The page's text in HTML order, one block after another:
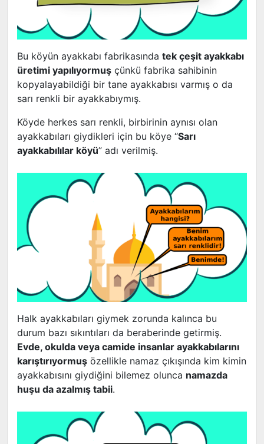
Bu köyün ayakkabı fabrikasında tek çeşit ayakkabı
üretimi yapılıyormuş çünkü fabrika sahibinin
kopyalayabildiği bir tane ayakkabısı varmış o da
sarı renkli bir ayakkabıymış.
Köyde herkes sarı renkli, birbirinin aynısı olan
ayakkabıları giydikleri için bu köye “Sarı
ayakkabılılar köyü” adı verilmiş.
Halk ayakkabıları giymek zorunda kalınca bu
durum bazı sıkıntıları da beraberinde getirmiş.
Evde, okulda veya camide insanlar ayakkabılarını
karıştırıyormuş özellikle namaz çıkışında kim kimin
ayakkabısını giydiğini bilemez olunca namazda
huşu da azalmış tabii.